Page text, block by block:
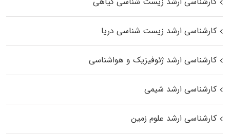
کارشناسی ارشد زیست‌ شناسی دریا
کارشناسی ارشد ژئوفیزیک و هواشناسی
کارشناسی ارشد شیمی
کارشناسی ارشد علوم زمین